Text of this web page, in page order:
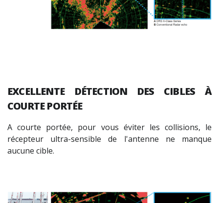
EXCELLENTE DÉTECTION DES CIBLES À
COURTE PORTÉE
A courte portée, pour vous éviter les collisions, le
récepteur ultra-sensible de l'antenne ne manque
aucune cible.